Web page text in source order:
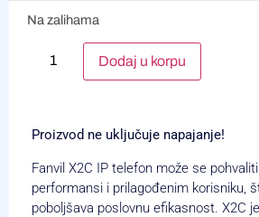
Na zalihama
Dodaj u korpu
Proizvod ne uključuje napajanje!
Fanvil X2C IP telefon može se
performansi i prilagođenim korisniku,
poboljšava poslovnu efikasnost. X2C